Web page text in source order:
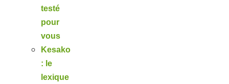
testé
pour
vous
Kesako
: le
lexique